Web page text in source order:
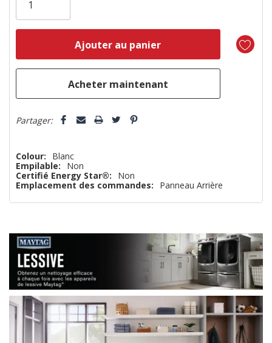
plus
Partager:
Colour:
Blanc
Empilable:
Non
Certifié Energy Star®:
Non
Emplacement des commandes:
Panneau Arrière